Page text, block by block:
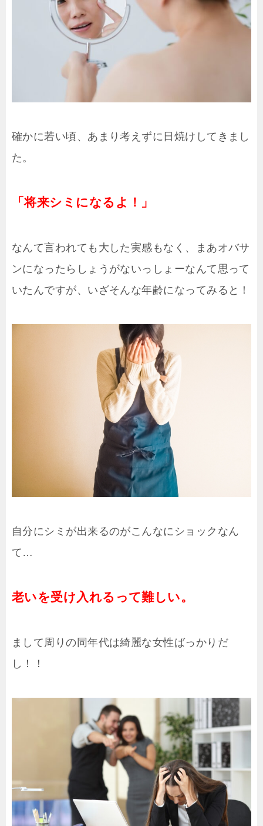
確かに若い頃、あまり考えずに日焼けしてきまし
た。
「将来シミになるよ！」
なんて言われても大した実感もなく、まあオバサ
ンになったらしょうがないっしょーなんて思って
いたんですが、いざそんな年齢になってみると！
自分にシミが出来るのがこんなにショックなん
て…
老いを受け入れるって難しい。
まして周りの同年代は綺麗な女性ばっかりだ
し！！